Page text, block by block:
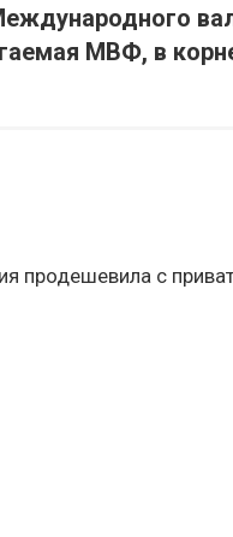
МВФ, в
продешевила с